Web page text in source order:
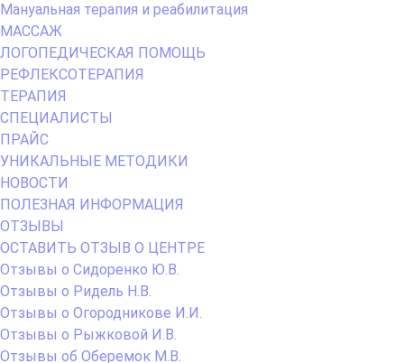
Мануальная терапия и реабилитация
МАССАЖ
ЛОГОПЕДИЧЕСКАЯ ПОМОЩЬ
РЕФЛЕКСОТЕРАПИЯ
ТЕРАПИЯ
СПЕЦИАЛИСТЫ
ПРАЙС
УНИКАЛЬНЫЕ МЕТОДИКИ
НОВОСТИ
ПОЛЕЗНАЯ ИНФОРМАЦИЯ
ОТЗЫВЫ
ОСТАВИТЬ ОТЗЫВ О ЦЕНТРЕ
Отзывы о Сидоренко Ю.В.
Отзывы о Ридель Н.В.
Отзывы о Огородникове И.И.
Отзывы о Рыжковой И.В.
Отзывы об Оберемок М.В.